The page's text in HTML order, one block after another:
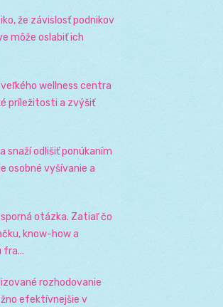
že závislosť podnikov
môže oslabiť ich
veľkého wellness centra
príležitosti a zvýšiť
snaží odlišiť ponúkaním
osobné vyšívanie a
otázka. Zatiaľ čo
know-how a
fra...
rozhodovanie
efektívnejšie v